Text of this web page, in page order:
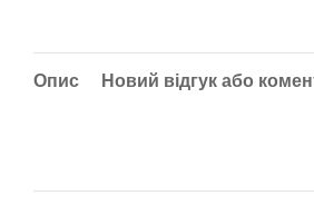
Опис Новий відгук або